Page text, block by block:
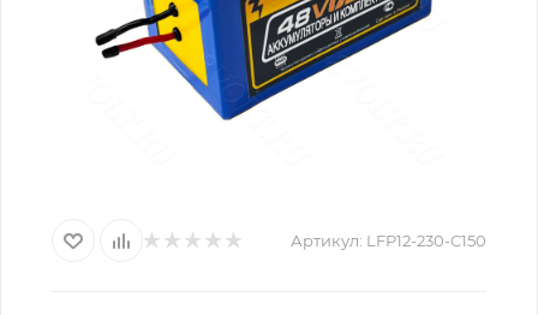
Артикул: LFP12-230-C150